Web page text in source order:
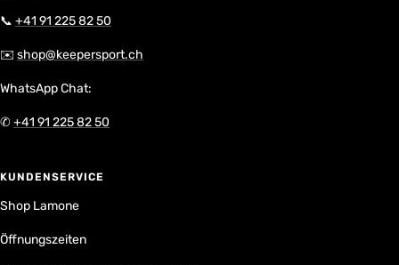
📞 +41 91 225 82 50
✉️ shop@keepersport.ch
WhatsApp Chat:
✆+41 91 225 82 50
KUNDENSERVICE
Shop Lamone
Öffnungszeiten